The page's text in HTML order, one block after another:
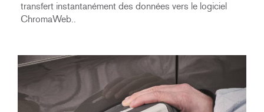
transfert instantanément des données vers le logiciel
ChromaWeb..